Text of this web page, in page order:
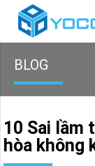
BLOG
10 Sai lầm
hòa không